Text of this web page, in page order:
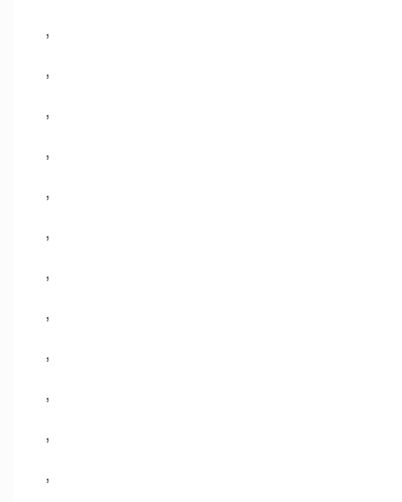
,
,
,
,
,
,
,
,
,
,
,
,